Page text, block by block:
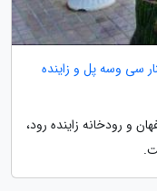
سی وسه پل و زاینده
و رودخانه زاینده رود،